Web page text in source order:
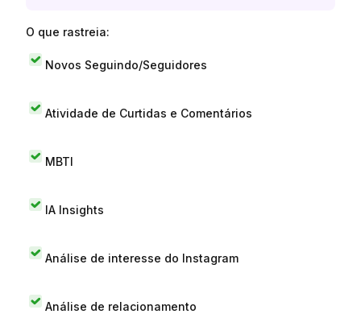
O que rastreia:
Novos Seguindo/Seguidores
Atividade de Curtidas e Comentários
MBTI
IA Insights
Análise de interesse do Instagram
Análise de relacionamento